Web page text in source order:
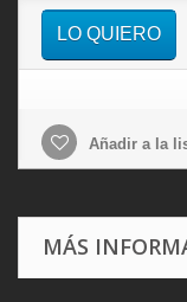
LO QUIERO
Añadir a la
MÁS